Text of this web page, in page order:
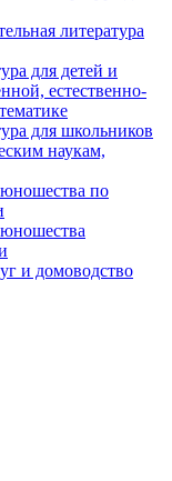
литература
для детей и
естественно-
для школьников
наукам,
юношества по
и домоводство